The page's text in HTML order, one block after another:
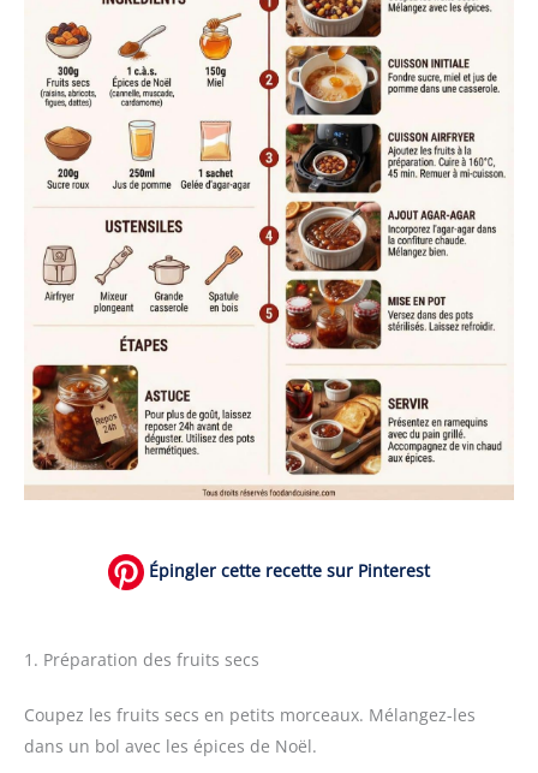
Épingler cette recette sur Pinterest
1. Préparation des fruits secs
Coupez les fruits secs en petits morceaux. Mélangez-les
dans un bol avec les épices de Noël.